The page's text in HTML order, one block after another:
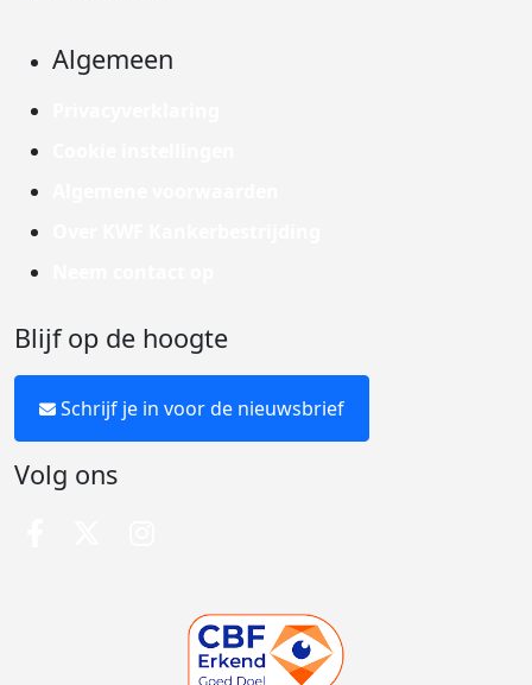
Algemeen
Blijf op de hoogte
Schrijf je in voor de nieuwsbrief
Volg ons